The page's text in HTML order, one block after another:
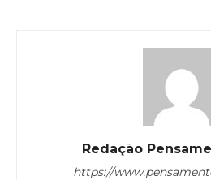
Redação
https://